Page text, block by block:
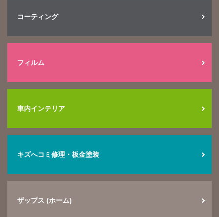
コーティング
フィルム
車内インテリア
キズへコミ修理・板金塗装
ザップス (ホーム)